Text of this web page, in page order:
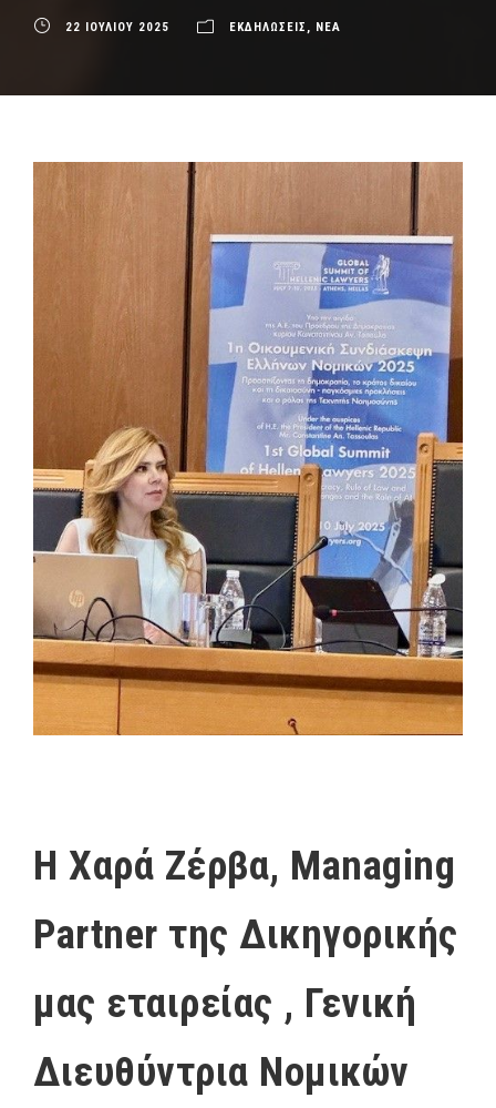
22 ΙΟΥΛΙΟΥ 2025 ΕΚΔΗΛΩΣΕΙΣ , ΝΕΑ
H Χαρά Ζέρβα, Managing
Partner της Δικηγορικής
μας εταιρείας , Γενική
Διευθύντρια Νομικών